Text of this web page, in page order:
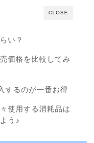
CLOSE
い？
価格を比較してみ
するのが一番お得
使用する消耗品は
う♪